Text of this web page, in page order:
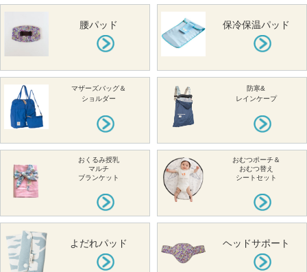
腰パッド 保冷保温パッド
マザーズバッグ＆
ショルダー
防寒&
レインケープ
おくるみ授乳
マルチ
ブランケット
おむつポーチ＆
おむつ替え
シートセット
よだれパッド ヘッドサポート